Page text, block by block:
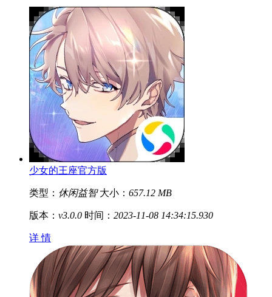
少女的王座官方版
类型： 休闲益智 大小： 657.12 MB
版本： v3.0.0 时间： 2023-11-08 14:34:15.930
详 情